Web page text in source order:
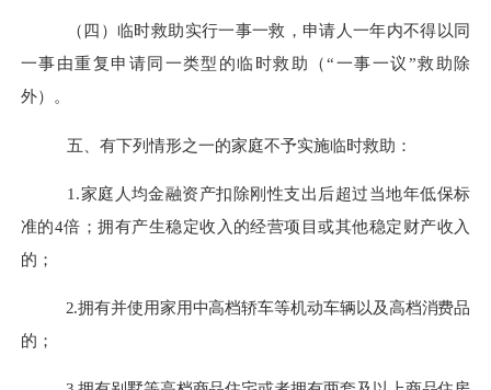
（四）临时救助实行一事一救，申请人一年内不得以同
一事由重复申请同一类型的临时救助（“一事一议”救助除
外）
。
五、有下列情形之一的家庭不予实施临时救助：
1.家庭人均金融资产扣除刚性支出后超过当地年低保标
准的4倍；拥有产生稳定收入的经营项目或其他稳定财产收入
的；
2.拥有并使用家用中高档轿车等机动车辆以及高档消费品
的；